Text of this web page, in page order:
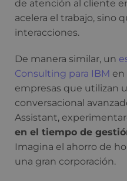
de atención al cliente
acelera el trabajo, sino
interacciones.
De manera similar, un
Consulting para IBM en
empresas que utilizan
conversacional
Assistant,
en el tiempo de
Imagina el ahorro de
una gran corporación.